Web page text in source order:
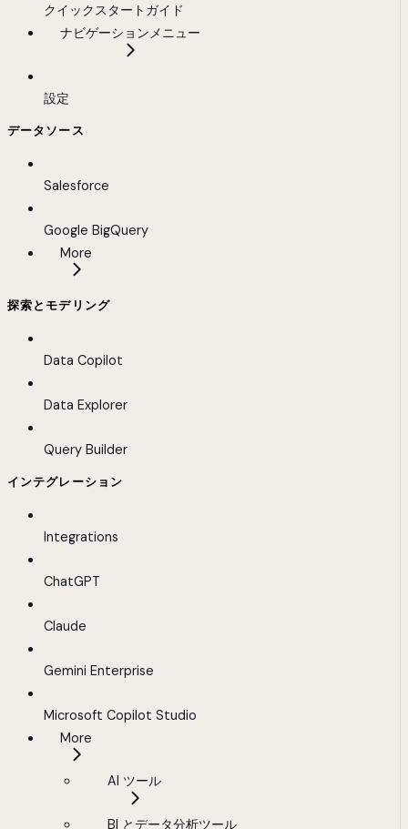
クイックスタートガイド
ナビゲーションメニュー
設定
データソース
Salesforce
Google BigQuery
More
探索とモデリング
Data Copilot
Data Explorer
Query Builder
インテグレーション
Integrations
ChatGPT
Claude
Gemini Enterprise
Microsoft Copilot Studio
More
AI ツール
BI とデータ分析ツール